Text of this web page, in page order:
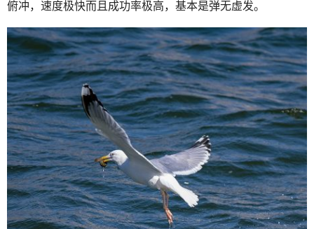
俯冲，速度极快而且成功率极高，基本是弹无虚发。